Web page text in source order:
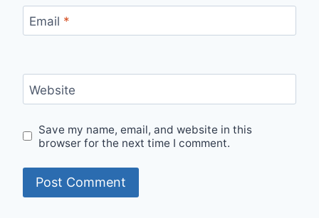
Email *
Website
Save my name, email, and website in this
browser for the next time I comment.